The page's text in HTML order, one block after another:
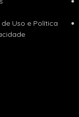
Uso e Política